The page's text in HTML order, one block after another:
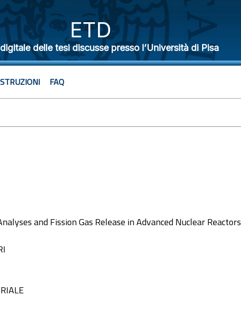
ETD
delle tesi discusse presso l’Università di Pisa
FAQ
and Fission Gas Release in Advanced Nuclear Reactors